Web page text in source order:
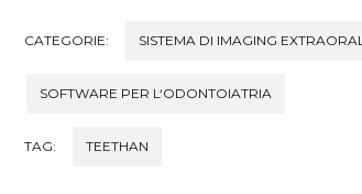
CATEGORIE: SISTEMA DI IMAGING
SOFTWARE PER L‘ODONTOIATRIA
TAG: TEETHAN